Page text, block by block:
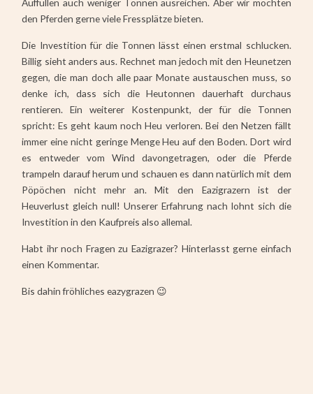
den Pferden gerne viele Fressplätze bieten.
Die Investition für die Tonnen lässt einen erstmal schlucken.
Billig sieht anders aus. Rechnet man jedoch mit den Heunetzen
gegen, die man doch alle paar Monate austauschen muss, so
denke ich, dass sich die Heutonnen dauerhaft durchaus
rentieren. Ein weiterer Kostenpunkt, der für die Tonnen
spricht: Es geht kaum noch Heu verloren. Bei den Netzen fällt
immer eine nicht geringe Menge Heu auf den Boden. Dort wird
es entweder vom Wind davongetragen, oder die Pferde
trampeln darauf herum und schauen es dann natürlich mit dem
Pöpöchen nicht mehr an. Mit den Eazigrazern ist der
Heuverlust gleich null! Unserer Erfahrung nach lohnt sich die
Investition in den Kaufpreis also allemal.
Habt ihr noch Fragen zu Eazigrazer? Hinterlasst gerne einfach
einen Kommentar.
Bis dahin fröhliches eazygrazen 😉